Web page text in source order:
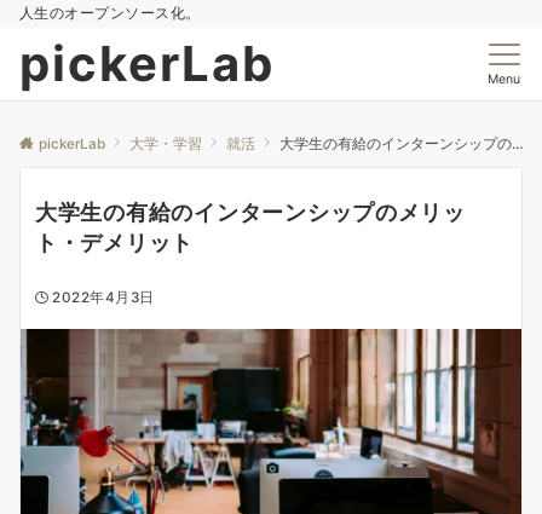
人生のオープンソース化。
pickerLab Menu
pickerLab 大学・学習 就活 大学生の有給のインターンシップのメリット・デメリット
大学生の有給のインターンシップのメリッ
ト・デメリット
2022年4月3日